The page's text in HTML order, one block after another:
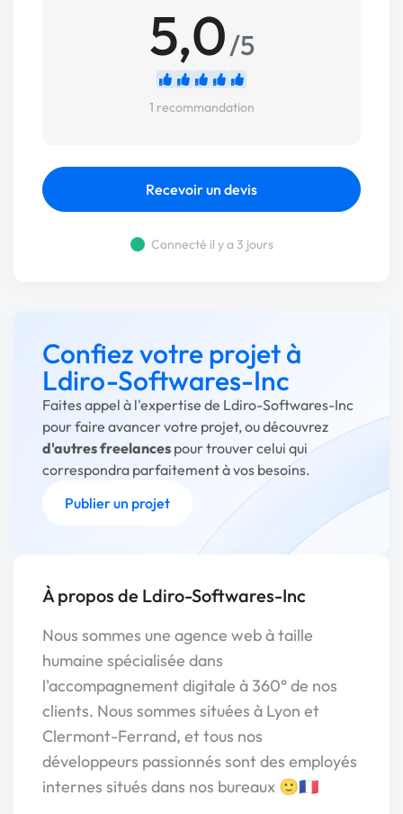
5,0/5
1 recommandation
Recevoir un devis
Connecté il y a 3 jours
Confiez votre projet à
Ldiro-Softwares-Inc
Faites appel à l'expertise de Ldiro-Softwares-Inc
pour faire avancer votre projet, ou découvrez
d'autres freelances pour trouver celui qui
correspondra parfaitement à vos besoins.
Publier un projet
À propos de Ldiro-Softwares-Inc
Nous sommes une agence web à taille
humaine spécialisée dans
l'accompagnement digitale à 360° de nos
clients. Nous sommes situées à Lyon et
Clermont-Ferrand, et tous nos
développeurs passionnés sont des employés
internes situés dans nos bureaux 🙂🇫🇷